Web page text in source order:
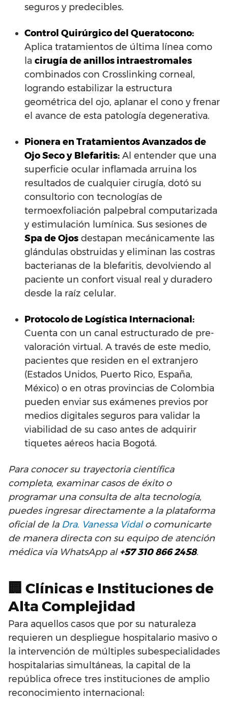
seguros y predecibles.
Control Quirúrgico del Queratocono:
Aplica tratamientos de última línea como
la cirugía de anillos intraestromales
combinados con Crosslinking corneal,
logrando estabilizar la estructura
geométrica del ojo, aplanar el cono y frenar
el avance de esta patología degenerativa.
Pionera en Tratamientos Avanzados de
Ojo Seco y Blefaritis: Al entender que una
superficie ocular inflamada arruina los
resultados de cualquier cirugía, dotó su
consultorio con tecnologías de
termoexfoliación palpebral computarizada
y estimulación lumínica. Sus sesiones de
Spa de Ojos destapan mecánicamente las
glándulas obstruidas y eliminan las costras
bacterianas de la blefaritis, devolviendo al
paciente un confort visual real y duradero
desde la raíz celular.
Protocolo de Logística Internacional:
Cuenta con un canal estructurado de pre-
valoración virtual. A través de este medio,
pacientes que residen en el extranjero
(Estados Unidos, Puerto Rico, España,
México) o en otras provincias de Colombia
pueden enviar sus exámenes previos por
medios digitales seguros para validar la
viabilidad de su caso antes de adquirir
tiquetes aéreos hacia Bogotá.
Para conocer su trayectoria científica
completa, examinar casos de éxito o
programar una consulta de alta tecnología,
puedes ingresar directamente a la plataforma
oficial de la Dra. Vanessa Vidalo comunicarte
de manera directa con su equipo de atención
médica vía WhatsApp al +57 310 866 2458.
🏢 Clínicas e Instituciones de
Alta Complejidad
Para aquellos casos que por su naturaleza
requieren un despliegue hospitalario masivo o
la intervención de múltiples subespecialidades
hospitalarias simultáneas, la capital de la
república ofrece tres instituciones de amplio
reconocimiento internacional: